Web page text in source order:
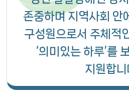
존중하며 지역사회 안
구성원으로서 주체적
‘의미있는 하루’를
지원합니